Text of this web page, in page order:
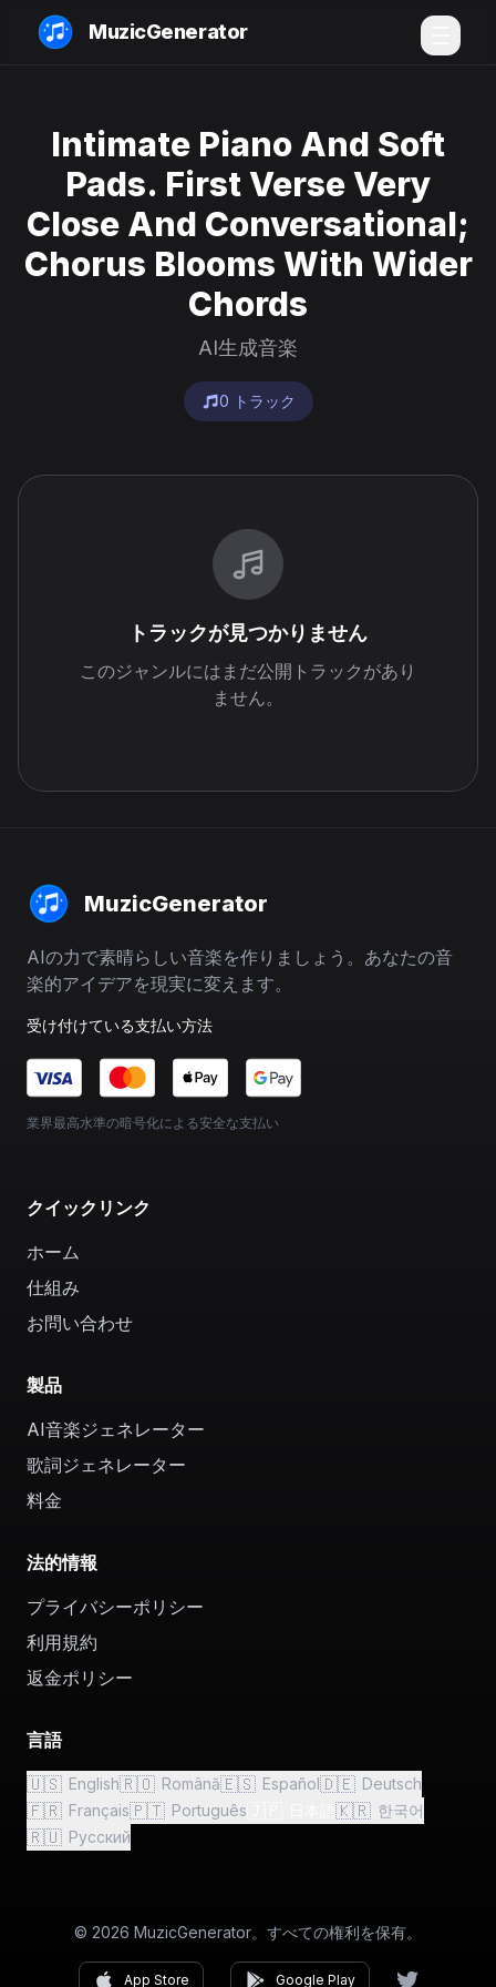
MuzicGenerator
Intimate Piano And Soft
Pads. First Verse Very
Close And Conversational;
Chorus Blooms With Wider
Chords
AI生成音楽
0 トラック
トラックが見つかりません
このジャンルにはまだ公開トラックがあり
ません。
MuzicGenerator
AIの力で素晴らしい音楽を作りましょう。あなたの音
楽的アイデアを現実に変えます。
受け付けている支払い方法
業界最高水準の暗号化による安全な支払い
クイックリンク
ホーム
仕組み
お問い合わせ
製品
AI音楽ジェネレーター
歌詞ジェネレーター
料金
法的情報
プライバシーポリシー
利用規約
返金ポリシー
言語
🇺🇸 English🇷🇴 Română🇪🇸 Español🇩🇪 Deutsch
🇫🇷 Français🇵🇹 Português 🇰🇷 한국어
🇷🇺 Русский
© 2026 MuzicGenerator。すべての権利を保有。
App Store Google Play